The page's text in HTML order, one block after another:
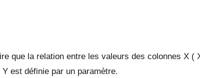
que la relation entre les valeurs des colonnes X (
est définie par un paramètre.